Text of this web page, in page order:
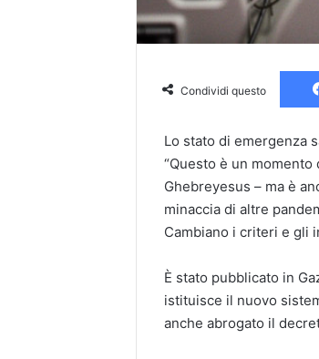
Condividi questo
Lo stato di emergenza
“Questo è un
Ghebreyesus – ma è
minaccia di altre
Cambiano i criteri e gli
È stato pubblicato in
istituisce il nuovo
anche abrogato il